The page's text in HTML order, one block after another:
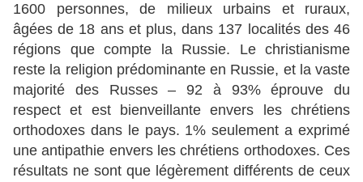
1600 personnes, de milieux urbains et ruraux,
âgées de 18 ans et plus, dans 137 localités des 46
régions que compte la Russie. Le christianisme
reste la religion prédominante en Russie, et la vaste
majorité des Russes – 92 à 93% éprouve du
respect et est bienveillante envers les chrétiens
orthodoxes dans le pays. 1% seulement a exprimé
une antipathie envers les chrétiens orthodoxes. Ces
résultats ne sont que légèrement différents de ceux